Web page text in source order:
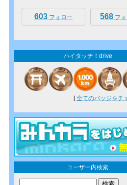
603 フォロー 568 フ
ハイタッチ！drive
[全てのバッジをチ
ユーザー内検索